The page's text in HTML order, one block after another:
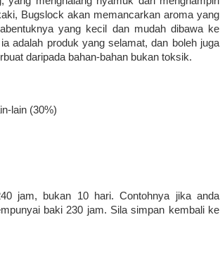
Bugslock akan memancarkan aroma yang
yang kecil dan mudah dibawa ke
adalah produk yang selamat, dan boleh juga
daripada bahan-bahan bukan toksik.
lain (30%)
jam, bukan 10 hari. Contohnya jika anda
baki 230 jam. Sila simpan kembali ke